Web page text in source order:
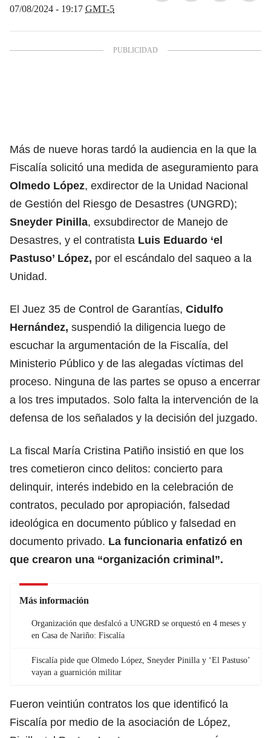
07/08/2024 - 19:17 GMT-5
Más de nueve horas tardó la audiencia en la que la
Fiscalía solicitó una medida de aseguramiento para
Olmedo López, exdirector de la Unidad Nacional
de Gestión del Riesgo de Desastres (UNGRD);
Sneyder Pinilla, exsubdirector de Manejo de
Desastres, y el contratista Luis Eduardo ‘el
Pastuso’ López, por el escándalo del saqueo a la
Unidad.
El Juez 35 de Control de Garantías, Cidulfo
Hernández, suspendió la diligencia luego de
escuchar la argumentación de la Fiscalía, del
Ministerio Público y de las alegadas víctimas del
proceso. Ninguna de las partes se opuso a encerrar
a los tres imputados. Solo falta la intervención de la
defensa de los señalados y la decisión del juzgado.
La fiscal María Cristina Patiño insistió en que los
tres cometieron cinco delitos: concierto para
delinquir, interés indebido en la celebración de
contratos, peculado por apropiación, falsedad
ideológica en documento público y falsedad en
documento privado. La funcionaria enfatizó en
que crearon una “organización criminal”.
Más información
Organización que desfalcó a UNGRD se orquestó en 4 meses y
en Casa de Nariño: Fiscalía
Fiscalía pide que Olmedo López, Sneyder Pinilla y ‘El Pastuso’
vayan a guarnición militar
Fueron veintiún contratos los que identificó la
Fiscalía por medio de la asociación de López,